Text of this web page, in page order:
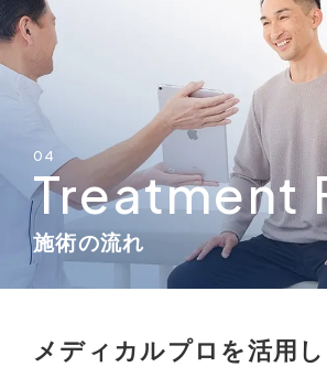
04
Treatment
施術の流れ
メディカルプロを活用